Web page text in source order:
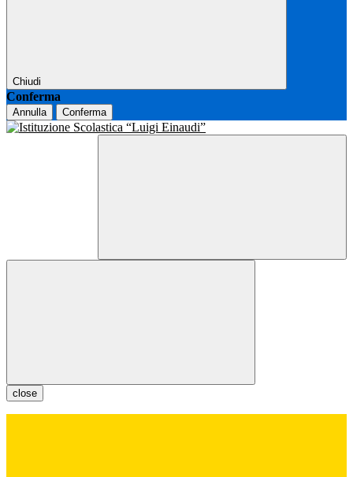
Chiudi
Conferma
Annulla Conferma
close